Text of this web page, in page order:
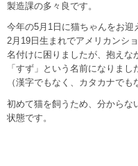
製造課の多々良です。
今年の5月1日に猫ちゃんをお迎
2月19日生まれでアメリカンシ
名付けに困りましたが、抱えな
「すず」という名前になりまし
（漢字でもなく、カタカナでも
初めて猫を飼うため、分からな
状態です。